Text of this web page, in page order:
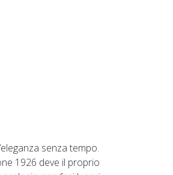
senza tempo.
1926 deve il proprio